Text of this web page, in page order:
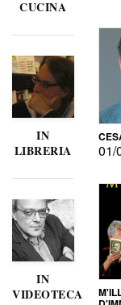
CUCINA
IN
LIBRERIA
IN
VIDEOTECA
01/